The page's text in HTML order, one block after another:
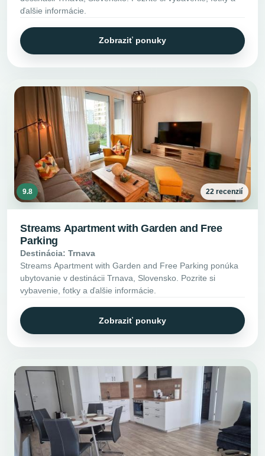
ďalšie informácie.
Zobraziť ponuky
9.8 22 recenzií
Streams Apartment with Garden and Free
Parking
Destinácia: Trnava
Streams Apartment with Garden and Free Parking ponúka
ubytovanie v destinácii Trnava, Slovensko. Pozrite si
vybavenie, fotky a ďalšie informácie.
Zobraziť ponuky